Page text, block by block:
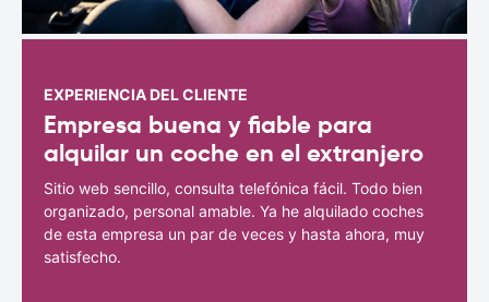
EXPERIENCIA DEL CLIENTE
Empresa buena y fiable para
alquilar un coche en el extranjero
Sitio web sencillo, consulta telefónica fácil. Todo bien
organizado, personal amable. Ya he alquilado coches
de esta empresa un par de veces y hasta ahora, muy
satisfecho.